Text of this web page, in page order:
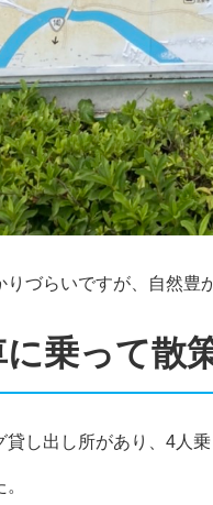
りづらいですが、自然豊
に乗って散
貸し出し所があり、4人